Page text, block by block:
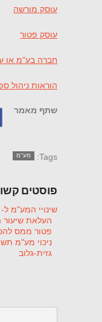
עוסק מורשה
עוסק פטור
חברה בע"מ או
הוראות ניהול
שתף מאמר
Tags: מע"מ
פוסטים
שינויי המע"מ ל- 18%, החל מיום 2/6/13
העלאת שיעור
פטור ממס
ניכוי מע"מ
גזית-גלוב